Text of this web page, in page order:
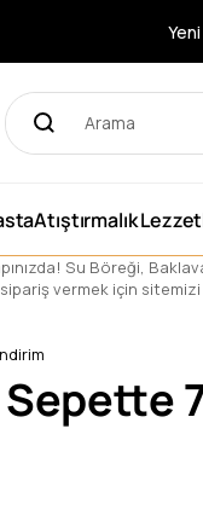
Atıştırmalık
Su Böreği,
vermek için